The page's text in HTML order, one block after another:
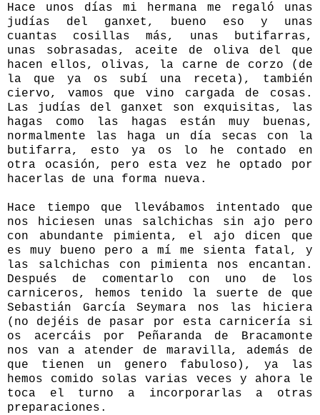
Hace unos días mi hermana me regaló unas
judías del ganxet, bueno eso y unas
cuantas cosillas más, unas butifarras,
unas sobrasadas, aceite de oliva del que
hacen ellos, olivas, la carne de corzo ( de
la que ya os subí una receta ), también
ciervo, vamos que vino cargada de cosas.
Las judías del ganxet son exquisitas, las
hagas como las hagas están muy buenas,
normalmente las haga un día secas con la
butifarra, esto ya os lo he contado en
otra ocasión, pero esta vez he optado por
hacerlas de una forma nueva.
Hace tiempo que llevábamos intentado que
nos hiciesen unas salchichas sin ajo pero
con abundante pimienta, el ajo dicen que
es muy bueno pero a mí me sienta fatal, y
las salchichas con pimienta nos encantan.
Después de comentarlo con uno de los
carniceros, hemos tenido la suerte de que
Sebastián García Seymara nos las hiciera
(no dejéis de pasar por esta carnicería si
os acercáis por Peñaranda de Bracamonte
nos van a atender de maravilla, además de
que tienen un genero fabuloso), ya las
hemos comido solas varias veces y ahora le
toca el turno a incorporarlas a otras
preparaciones.